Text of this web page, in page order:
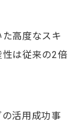
高度なスキ
は従来の2倍
活用成功事